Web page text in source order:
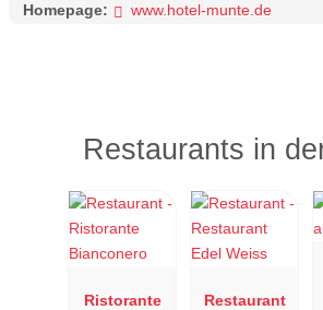
Homepage: www.hotel-munte.de
Restaurants in
Ristorante
Restaurant